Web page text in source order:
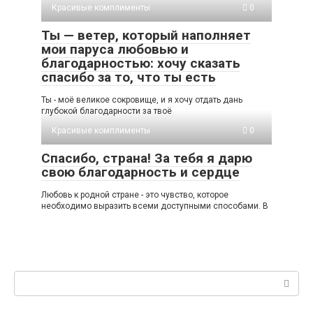
Красивые комплименты
0
Ты — ветер, который наполняет
мои паруса любовью и
благодарностью: хочу сказать
спасибо за то, что ты есть
Ты - моё великое сокровище, и я хочу отдать дань
глубокой благодарности за твоё
Красивые комплименты
0
Спасибо, страна! За тебя я дарю
свою благодарность и сердце
Любовь к родной стране - это чувство, которое
необходимо выразить всеми доступными способами. В